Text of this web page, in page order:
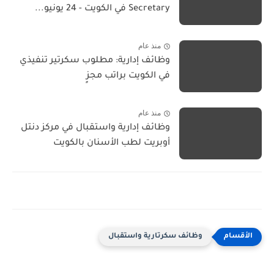
Secretary في الكويت - 24 يونيو...
منذ عام
وظائف إدارية: مطلوب سكرتير تنفيذي
في الكويت براتب مجزٍ
منذ عام
وظائف إدارية واستقبال في مركز دنتل
أوبريت لطب الأسنان بالكويت
وظائف سكرتارية واستقبال